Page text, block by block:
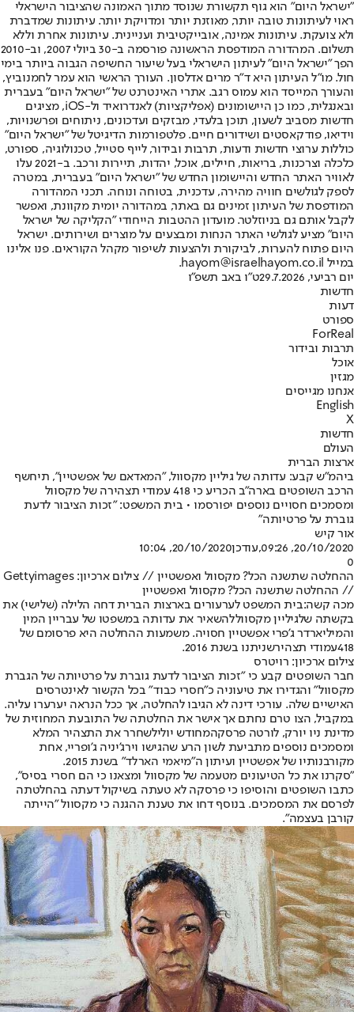
"ישראל היום" הוא גוף תקשורת שנוסד מתוך האמונה שהציבור הישראלי
ראוי לעיתונות טובה יותר, מאוזנת יותר ומדויקת יותר. עיתונות שמדברת
ולא צועקת. עיתונות אמינה, אובייקטיבית ועניינית. עיתונות אחרת וללא
תשלום. המהדורה המודפסת הראשונה פורסמה ב-30 ביולי 2007, וב-2010
הפך "ישראל היום" לעיתון הישראלי בעל שיעור החשיפה הגבוה ביותר בימי
חול. מו"ל העיתון היא ד"ר מרים אדלסון. העורך הראשי הוא עמר לחמנוביץ,
והעורך המייסד הוא עמוס רגב. אתרי האינטרנט של "ישראל היום" בעברית
ובאנגלית, כמו כן היישומונים (אפליקציות) לאנדרואיד ול-iOS, מציגים
חדשות מסביב לשעון, תוכן בלעדי, מבזקים ועדכונים, ניתוחים ופרשנויות,
וידיאו, פודקאסטים ושידורים חיים. פלטפורמות הדיגיטל של "ישראל היום"
כוללות ערוצי חדשות ודעות, תרבות ובידור, לייף סטייל, טכנולוגיה, ספורט,
כלכלה וצרכנות, בריאות, חיילים, אוכל, יהדות, תיירות ורכב. ב-2021 עלו
לאוויר האתר החדש והיישומון החדש של "ישראל היום" בעברית, במטרה
לספק לגולשים חוויה מהירה, עדכנית, בטוחה ונוחה. תכני המהדורה
המודפסת של העיתון זמינים גם באתר, במהדורה יומית מקוונת, ואפשר
לקבל אותם גם בניוזלטר. מועדון ההטבות הייחודי "הקליקה של ישראל
היום" מציע לגולשי האתר הנחות ומבצעים על מוצרים ושירותים. ישראל
היום פתוח להערות, לביקורת ולהצעות לשיפור מקהל הקוראים. פנו אלינו
במייל hayom@israelhayom.co.il.
יום רביעי, 29.7.2026
ט"ו באב תשפ"ו
חדשות
דעות
ספורט
ForReal
תרבות ובידור
אוכל
מגזין
אנחנו מגייסים
English
X
חדשות
העולם
ארצות הברית
ביהמ"ש קבע: עדותה של גיליין מקסוול, "המאדאם של אפשטיין", תיחשף
הרכב השופטים בארה"ב הכריע כי 418 עמודי תצהירה של מקסוול
ומסמכים חסויים נוספים יפורסמו • בית המשפט: "זכות הציבור לדעת
גוברת על פרטיותה"
אור קיש
20/10/2020, 09:26
,עודכן20/10/2020, 10:04
0
ההחלטה שתשנה הכל? מקסוול ואפשטיין // צילום ארכיון: Gettyimages
// ההחלטה שתשנה הכל? מקסוול ואפשטיין
מכה קשה:בית המשפט לערעורים בארצות הברית דחה הלילה (שלישי) את
בקשתה שלגיליין מקסווללהשאיר את עדותה במשפטו של עבריין המין
והמיליארדר ג'פרי אפשטיין חסויה. משמעות ההחלטה היא פרסומם של
418עמודי תצהירשניתנו בשנת 2016.
צילום ארכיון: רויטרס
חבר השופטים קבע כי "זכות הציבור לדעת גוברת על פרטיותה של הגברת
מקסוול" והגדירו את טיעוניה כ"חסרי כבוד" בכל הקשור לאינטרסים
האישיים שלה. עורכי דינה לא הגיבו להחלטה, אך ככל הנראה יערערו עליה.
במקביל, הצו טרם נחתם אך אישר את החלטתה של התובעת המחוזית של
מדינת ניו יורק, לורטה פרסקהמחודש יולילשחרר את התצהיר המלא
ומסמכים נוספים מתביעת לשון הרע שהגישו וירג'יניה ג'ופריי, אחת
מקורבנותיו של אפשטיין ועיתון ה"מיאמי הארלד" בשנת 2015.
"סקרנו את כל הטיעונים מטעמה של מקסוול ומצאנו כי הם חסרי בסיס",
כתבו השופטים והוסיפו כי פרסקה לא טעתה בשיקול דעתה בהחלטתה
לפרסם את המסמכים. בנוסף דחו את טענת ההגנה כי מקסוול "הייתה
קורבן בעצמה".